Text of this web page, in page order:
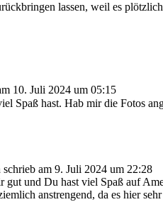
lassen, weil es
10. Juli 2024 um 05:15
Spaß hast. Hab mir die Fotos
schrieb am 9. Juli 2024 um 22:28
und Du hast viel Spaß auf
anstrengend, da es hier